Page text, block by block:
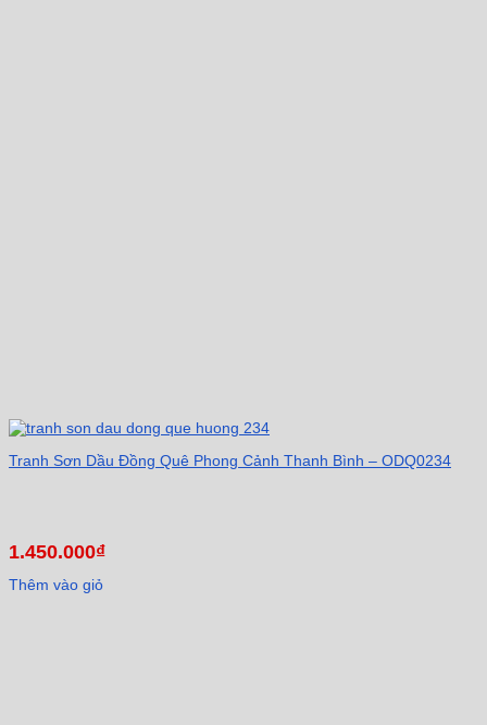
Tranh Sơn Dầu Đồng Quê Phong Cảnh Thanh Bình – ODQ0234
1.450.000₫
Thêm vào giỏ